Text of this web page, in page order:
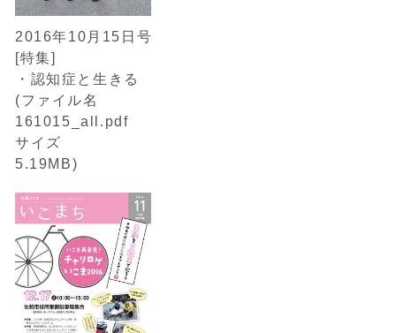
2016年10月15日号
[特集]
・認知症と生きる
(ファイル名
161015_all.pdf
サイズ
5.19MB)